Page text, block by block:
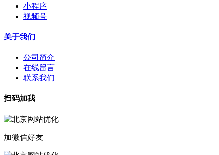
小程序
视频号
关于我们
公司简介
在线留言
联系我们
扫码加我
加微信好友